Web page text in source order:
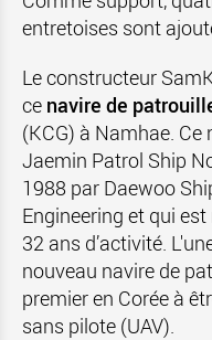
entretoises sont
Le constructeur
ce navire de
(KCG) à Namhae.
Jaemin Patrol Ship
1988 par Daewoo
Engineering et qui
32 ans d’activité.
nouveau navire de
premier en Corée à
sans pilote (UAV).